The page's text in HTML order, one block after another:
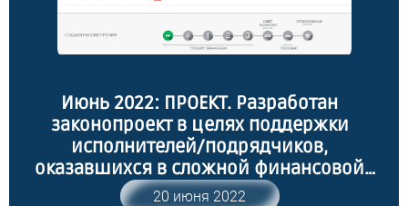
Июнь 2022: ПРОЕКТ. Разработан
законопроект в целях поддержки
исполнителей/подрядчиков,
оказавшихся в сложной финансовой
ситуации
20 июня 2022